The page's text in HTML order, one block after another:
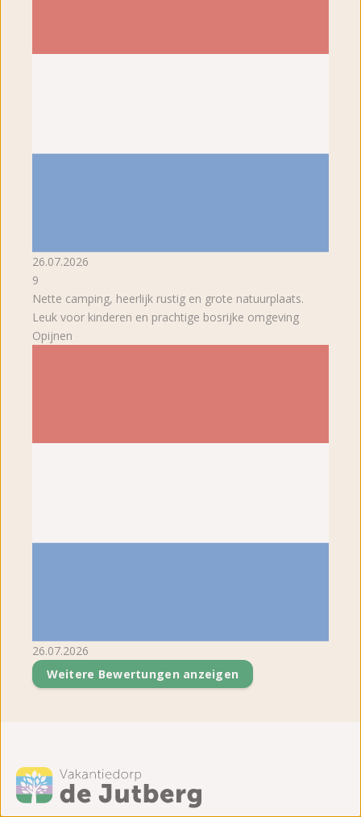
26.07.2026
9
Nette camping, heerlijk rustig en grote natuurplaats.
Leuk voor kinderen en prachtige bosrijke omgeving
Opijnen
26.07.2026
Weitere Bewertungen anzeigen